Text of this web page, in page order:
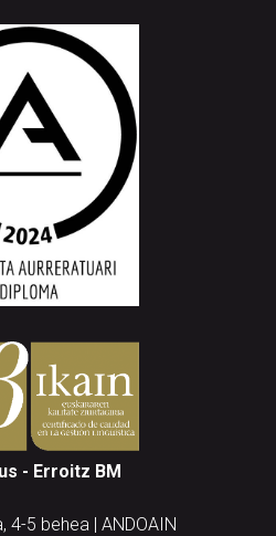
- Erroitz BM
4-5 behea | ANDOAIN